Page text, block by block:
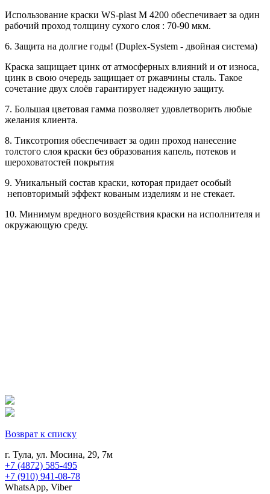
Использование краски WS-plast М 4200 обеспечивает за один
рабочий проход толщину сухого слоя : 70-90 мкм.
6. Защита на долгие годы! (Duplex-System - двойная система)
Краска защищает цинк от атмосферных влияний и от износа,
цинк в свою очередь защищает от ржавчины сталь. Такое
сочетание двух слоёв гарантирует надежную защиту.
7. Большая цветовая гамма позволяет удовлетворить любые
желания клиента.
8. Тиксотропия обеспечивает за один проход нанесение
толстого слоя краски без образования капель, потеков и
шероховатостей покрытия
9. Уникальный состав краски, которая придает особый
неповторимый эффект кованым изделиям и не стекает.
10. Минимум вредного воздействия краски на исполнителя и
окружающую среду.
Возврат к списку
г. Тула, ул. Мосина, 29, 7м
+7 (4872) 585-495
+7 (910) 941-08-78
WhatsApp, Viber